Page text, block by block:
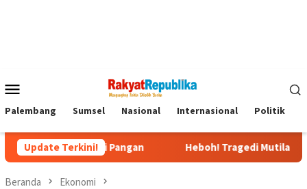
Mobile
Palembang Sumsel Nasional Internasional Politik
Update Terkini!
Pangan Heboh! Tragedi Mutilasi di Depok:
Beranda Ekonomi